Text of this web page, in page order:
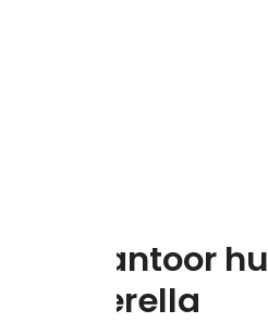
Een kantoor
Synderella